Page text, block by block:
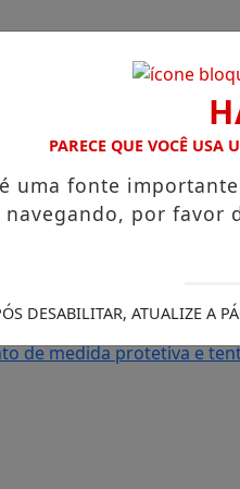
que chegam a R$ 3,8 mil
ao Canadá e destaca
com os sonhos”, diz
de medida protetiva e
PARECE QUE VOCÊ
uma fonte
por favor
DESABILITAR, ATUALIZE A